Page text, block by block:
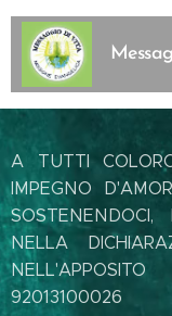
A TUTTI
IMPEGNO
NELLA
92013100026